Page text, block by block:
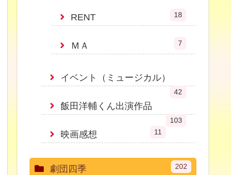
RENT 18
ＭＡ 7
イベント（ミュージカル）
42
飯田洋輔くん出演作品
103
映画感想 11
劇団四季 202